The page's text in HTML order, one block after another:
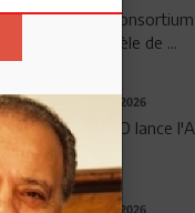
Un
modèle de ...
04.08.2026
OPPO lance